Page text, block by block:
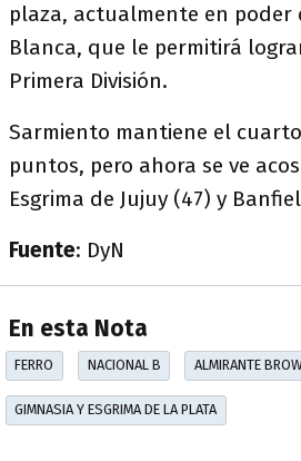
plaza, actualmente en poder
Blanca, que le permitirá
Primera División.
Sarmiento mantiene el
puntos, pero ahora se ve
Esgrima de Jujuy (47) y
Fuente: DyN
En esta Nota
FERRO NACIONAL B ALMIRANTE
GIMNASIA Y ESGRIMA DE LA PLATA